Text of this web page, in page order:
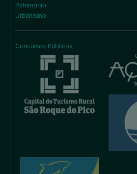
Património
Urbanismo
Concursos Públicos